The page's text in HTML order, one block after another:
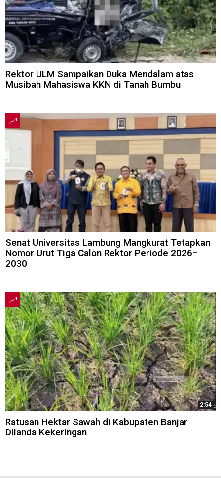
Rektor ULM Sampaikan Duka Mendalam atas
Musibah Mahasiswa KKN di Tanah Bumbu
Senat Universitas Lambung Mangkurat Tetapkan
Nomor Urut Tiga Calon Rektor Periode 2026–
2030
2:54
Ratusan Hektar Sawah di Kabupaten Banjar
Dilanda Kekeringan